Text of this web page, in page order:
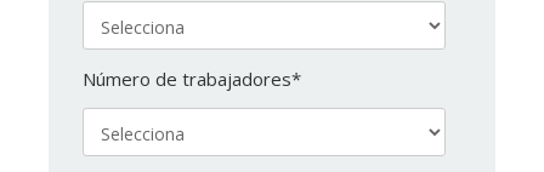
Número de trabajadores*